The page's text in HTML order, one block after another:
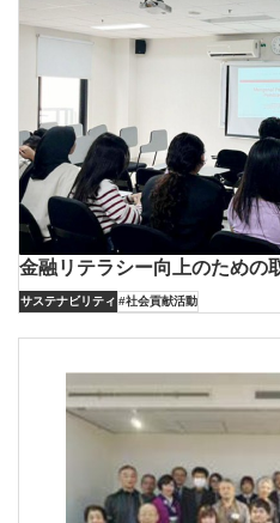
金融リテラシー向上のための
サステナビリティ #社会貢献活動